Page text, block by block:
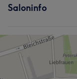
Saloninfo